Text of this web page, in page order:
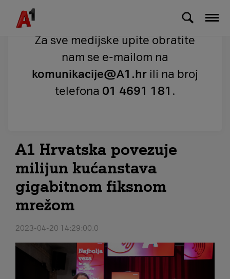
Skip to Main Content
Za sve medijske upite obratite
nam se e-mailom na
komunikacije@A1.hr ili na broj
telefona 01 4691 181 .
A1 Hrvatska povezuje
milijun kućanstava
gigabitnom fiksnom
mrežom
2023-04-20 14:29:00.0